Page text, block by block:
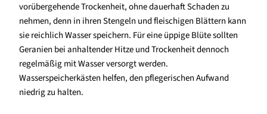
vorübergehende Trockenheit, ohne dauerhaft Schaden zu
nehmen, denn in ihren Stengeln und fleischigen Blättern kann
sie reichlich Wasser speichern. Für eine üppige Blüte sollten
Geranien bei anhaltender Hitze und Trockenheit dennoch
regelmäßig mit Wasser versorgt werden.
Wasserspeicherkästen helfen, den pflegerischen Aufwand
niedrig zu halten.